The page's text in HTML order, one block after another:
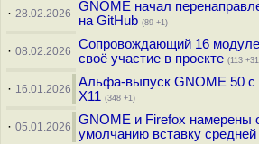
· 28.02.2026
GNOME начал
на GitHub (89 +1)
· 08.02.2026
Сопровождающий 16
своё участие в проекте (113
· 16.01.2026
Альфа-выпуск GNOME 50
X11 (348 +1)
· 05.01.2026
GNOME и Firefox намерены
умолчанию вставку